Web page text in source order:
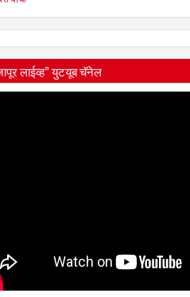
लाईव्ह” युटयूब चॅनेल